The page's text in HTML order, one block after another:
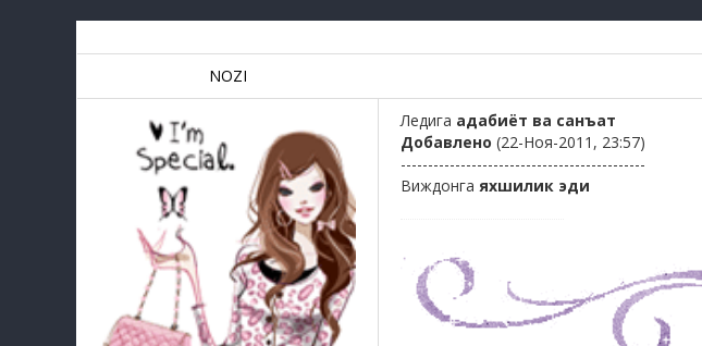
NOZI
Ледига адабиёт ва санъат
Добавлено (22-Ноя-2011, 23:57)
---------------------------------------------
Виждонга яхшилик эди